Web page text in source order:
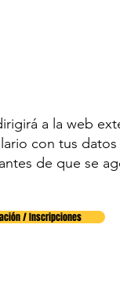
a la web
con tus
de que se
/ Inscripciones